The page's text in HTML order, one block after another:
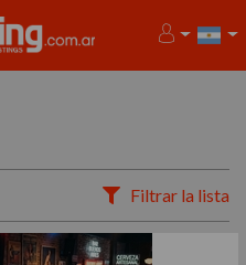
Filtrar la lista